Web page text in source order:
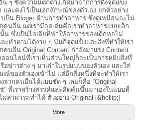
ๆ ซึ่งความแตกต่างเกิดมาจากการดึงจุดแข็ง
และคงไว้เป็นเอกลักษณ์ของตัวเอง ยกตัวอย่าง
าเป็น Bloger ด้านการทำอาหาร ซึ่งดูเหมือนจะไม่
คนอื่น แต่เรามีจุดเด่นคือเราทำอาหารแบบเด็ก
น ซึ่งเป็นไอเดียที่ทำให้อาหารของเด็กหอไม่
ละทำตามได้ง่าย ๆ นั่นก็จุดแข็งและสิ่งที่ทำให้เรา
คนอื่น Original Content กำลังมาแรง Content
อนไลน์ที่เราเห็นส่วนใหญ่ก็จะเป็นการหยิบสิ่งที่
อข่าวต่าง ๆ มาเล่าในรูปแบบของตัวเอง และใส่
ณ์ของตัวเองเข้าไป แต่อีกสิ่งหนึ่งที่จะทำให้เรา
จากคนอื่นได้แบบชัด ๆ เลยก็คือ “Original
ที่เราสร้างสรรค์และคิดค้นขึ้นมาเองในแบบที่
สามารถทำได้ ตัวอย่าง Original [&hellip;]
More